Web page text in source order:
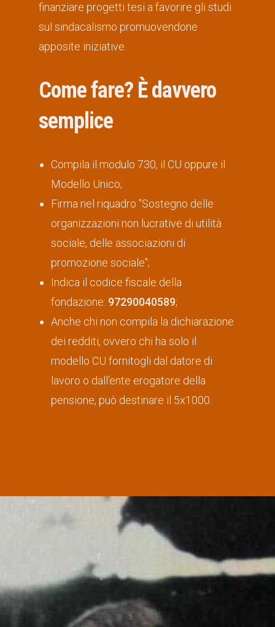
finanziare progetti tesi a favorire gli studi
sul sindacalismo promuovendone
apposite iniziative.
Come fare? È davvero
semplice
Compila il modulo 730, il CU oppure il
Modello Unico;
Firma nel riquadro "Sostegno delle
organizzazioni non lucrative di utilità
sociale, delle associazioni di
promozione sociale";
Indica il codice fiscale della
fondazione: 97290040589;
Anche chi non compila la dichiarazione
dei redditi, ovvero chi ha solo il
modello CU fornitogli dal datore di
lavoro o dall'ente erogatore della
pensione, può destinare il 5x1000.